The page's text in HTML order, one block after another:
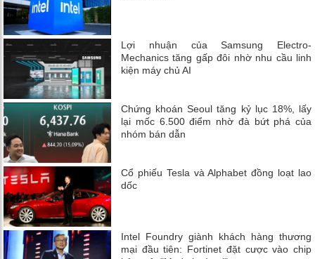
Lợi nhuận của Samsung Electro-
Mechanics tăng gấp đôi nhờ nhu cầu linh
kiện máy chủ AI
Chứng khoán Seoul tăng kỷ lục 18%, lấy
lại mốc 6.500 điểm nhờ đà bứt phá của
nhóm bán dẫn
Cổ phiếu Tesla và Alphabet đồng loạt lao
dốc
Intel Foundry giành khách hàng thương
mại đầu tiên: Fortinet đặt cược vào chip